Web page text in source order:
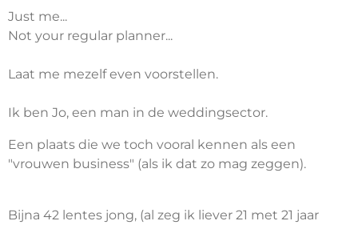
Just me...
Not your regular planner...
Laat me mezelf even voorstellen.
Ik ben Jo, een man in de weddingsector.
Een plaats die we toch vooral kennen als een
"vrouwen business" (als ik dat zo mag zeggen).
Bijna 42 lentes jong, (al zeg ik liever 21 met 21 jaar